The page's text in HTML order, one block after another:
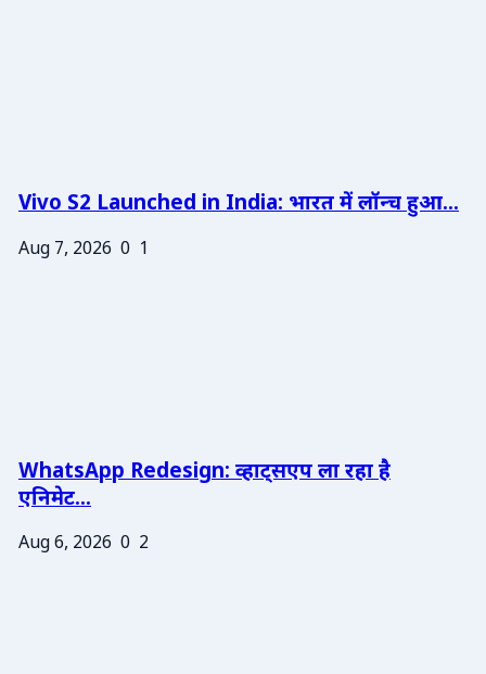
Vivo S2 Launched in India: भारत में लॉन्च हुआ...
Aug 7, 2026 0 1
WhatsApp Redesign: व्हाट्सएप ला रहा है
एनिमेट...
Aug 6, 2026 0 2